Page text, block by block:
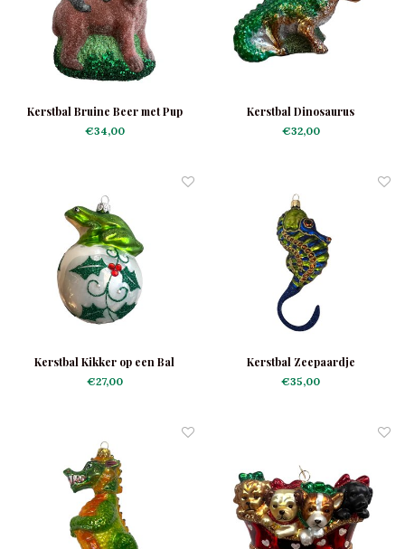
Kerstbal Bruine Beer met Pup
€34,00
Kerstbal Dinosaurus
€32,00
Kerstbal Kikker op een Bal
€27,00
Kerstbal Zeepaardje
€35,00